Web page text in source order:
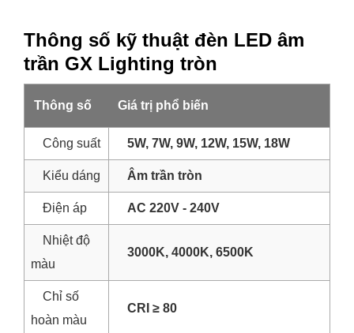
Thông số kỹ thuật đèn LED âm
trần GX Lighting tròn
Thông số Giá trị phổ biến
Công suất 5W, 7W, 9W, 12W, 15W, 18W
Kiểu dáng Âm trần tròn
Điện áp AC 220V - 240V
Nhiệt độ
màu
3000K, 4000K, 6500K
Chỉ số
hoàn màu
CRI ≥ 80